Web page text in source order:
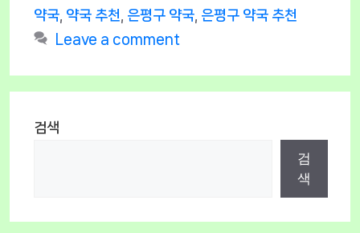
약국 약국 추천 은평구 약국 은평구 약국 추천
Leave a comment
검색
검
색